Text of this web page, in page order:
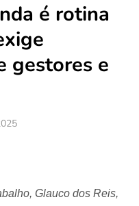
é rotina
gestores e
Glauco dos Reis,